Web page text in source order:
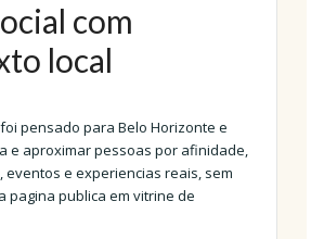
com
local
foi pensado para Belo Horizonte e
e aproximar pessoas por afinidade,
eventos e experiencias reais, sem
pagina publica em vitrine de